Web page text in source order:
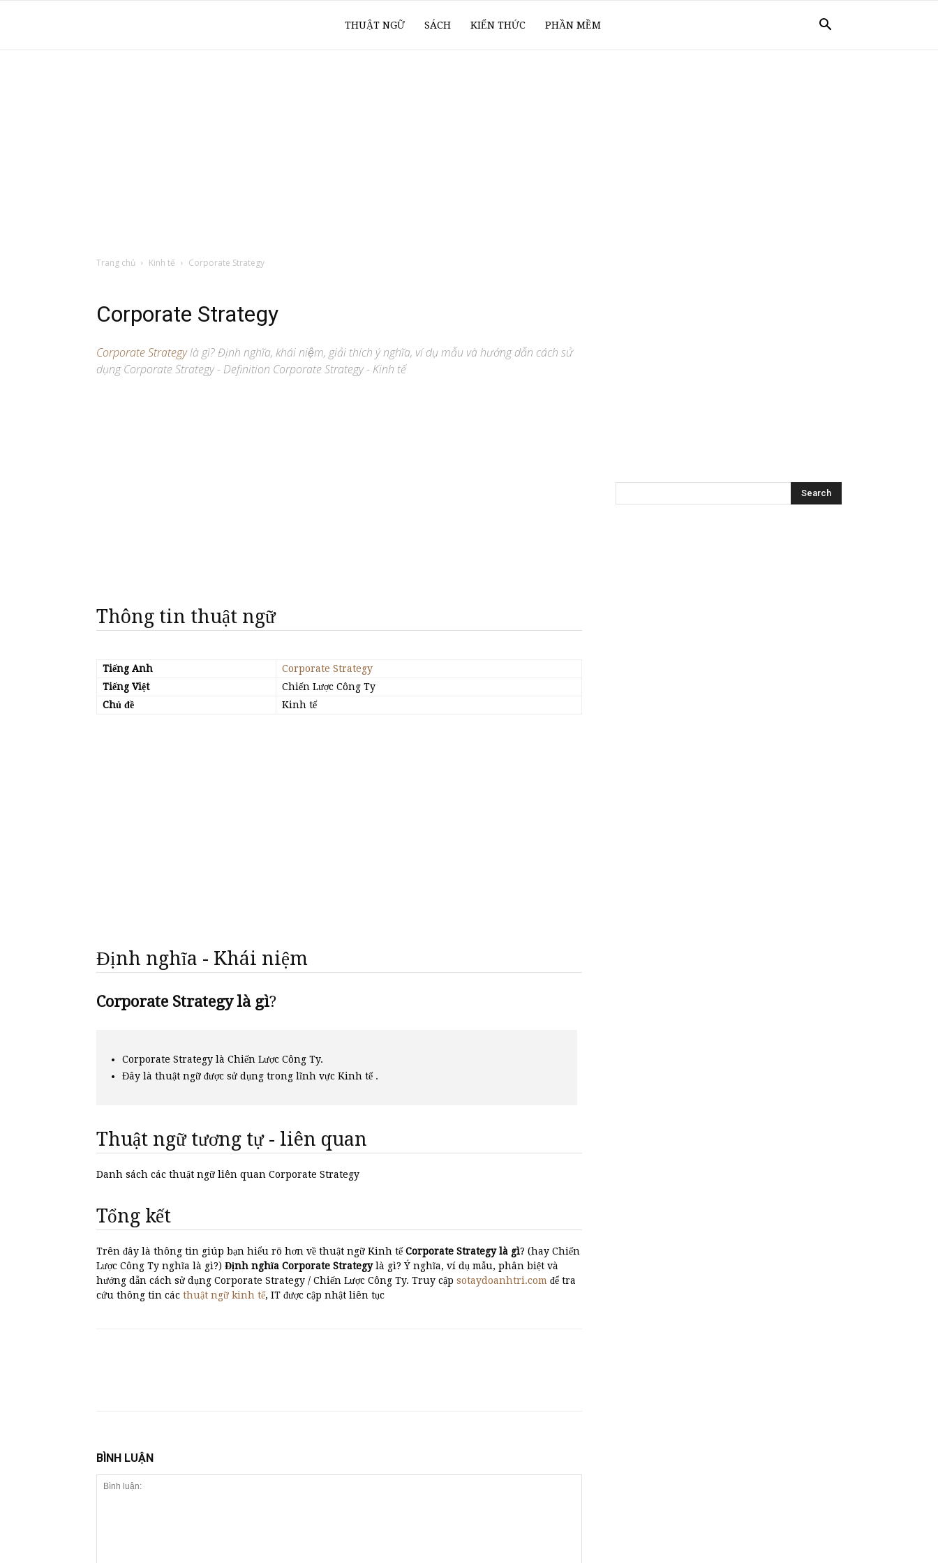
THUẬT NGỮ SÁCH KIẾN THỨC PHẦN MỀM
Trang chủ Kinh tế Corporate Strategy
Corporate Strategy
Corporate Strategylà gì? Định nghĩa, khái niệm, giải thích ý nghĩa, ví dụ mẫu và hướng dẫn cách sử
dụng Corporate Strategy - Definition Corporate Strategy - Kinh tế
Thông tin thuật ngữ
Tiếng Anh
Corporate Strategy
Tiếng Việt
Chiến Lược Công Ty
Chủ đề
Kinh tế
Định nghĩa - Khái niệm
Corporate Strategy là gì?
Corporate Strategy là Chiến Lược Công Ty.
Đây là thuật ngữ được sử dụng trong lĩnh vực Kinh tế .
Thuật ngữ tương tự - liên quan
Danh sách các thuật ngữ liên quan Corporate Strategy
Tổng kết
Trên đây là thông tin giúp bạn hiểu rõ hơn về thuật ngữ Kinh tếCorporate Strategy là gì? (hay Chiến
Lược Công Ty nghĩa là gì?) Định nghĩa Corporate Strategylà gì? Ý nghĩa, ví dụ mẫu, phân biệt và
hướng dẫn cách sử dụng Corporate Strategy / Chiến Lược Công Ty. Truy cập sotaydoanhtri.com để tra
cứu thông tin các thuật ngữ kinh tế, IT được cập nhật liên tục
BÌNH LUẬN